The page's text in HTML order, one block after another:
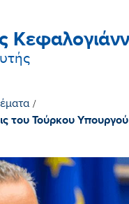
/
του Τούρκου